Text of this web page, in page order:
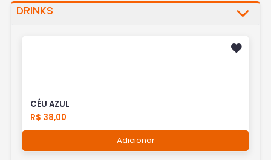
DRINKS
CÉU AZUL
R$ 38,00
Adicionar